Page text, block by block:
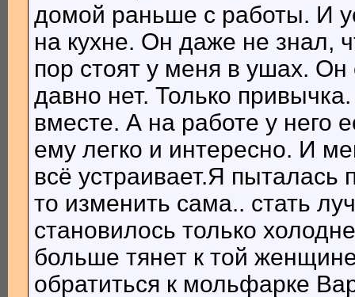
домой раньше с работы. И
на кухне. Он даже не знал,
пор стоят у меня в ушах.
давно нет. Только
вместе. А на работе у него
ему легко и интересно. И
всё устраивает.Я пыталась
то изменить сама.. стать
становилось только
больше тянет к той
обратиться к мольфарке